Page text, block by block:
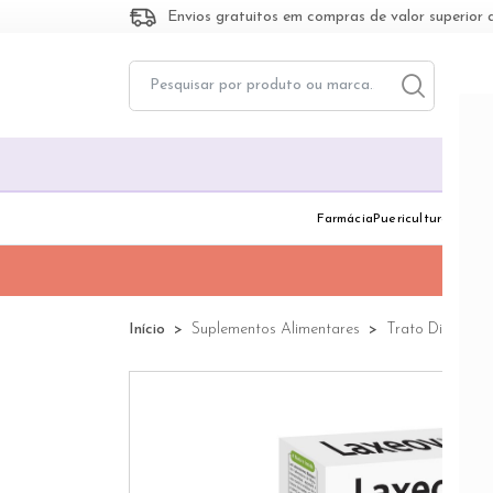
Envios gratuitos em compras de valor
FarmáciaToggle
Puericultura
Início Suplementos Alimentares Trato